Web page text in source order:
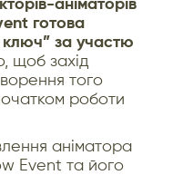
аніматорів
готова
ключ” за участю
щоб захід
того
роботи
аніматора
Event та його